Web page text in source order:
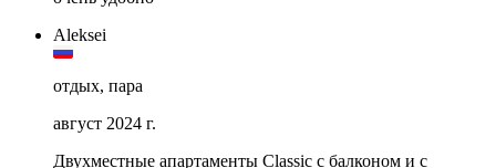
Aleksei
отдых, пара
август 2024 г.
Двухместные апартаменты Classic с балконом и с